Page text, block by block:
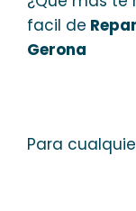
facil de
Gerona
Para